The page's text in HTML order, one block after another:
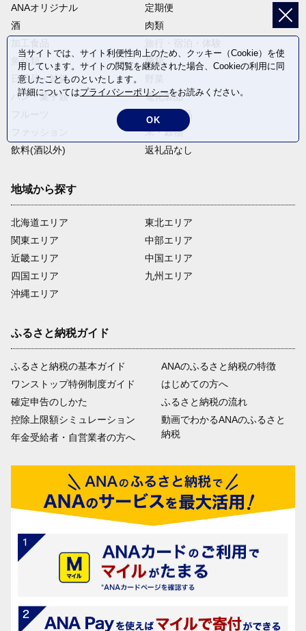
ANAオリジナル
定期便
酒
肉類
魚介類
麺類
日用品・雑貨
パン・菓子類
電化製品
卵・乳製品
米・穀物
飲料(酒以外)
返礼品なし
地域から探す
北海道エリア
関東エリア
近畿エリア
四国エリア
沖縄エリア
東北エリア
中部エリア
中国エリア
九州エリア
ふるさと納税ガイド
ふるさと納税の基本ガイド
ワンストップ特例制度ガイド
確定申告のしかた
控除上限額シミュレーション
年金受給者・自営業者の方へ
ANAのふるさと納税の特徴
はじめての方へ
ふるさと納税の流れ
動画でわかるANAのふるさと
納税
当サイトでは、サイト利便性向上のため、クッキー（Cookie）を使
用しています。サイトの閲覧を継続された場合、Cookieの利用に同
意したことものといたします。
詳細についてはプライバシーポリシーをお読みください。
OK